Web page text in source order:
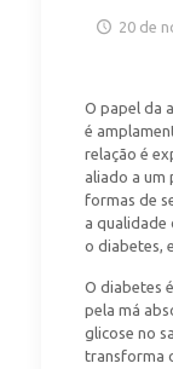
20 de
O papel da
é
relação é
aliado a um
formas de
a qualidade
o diabetes,
O diabetes
pela má
glicose no
transforma